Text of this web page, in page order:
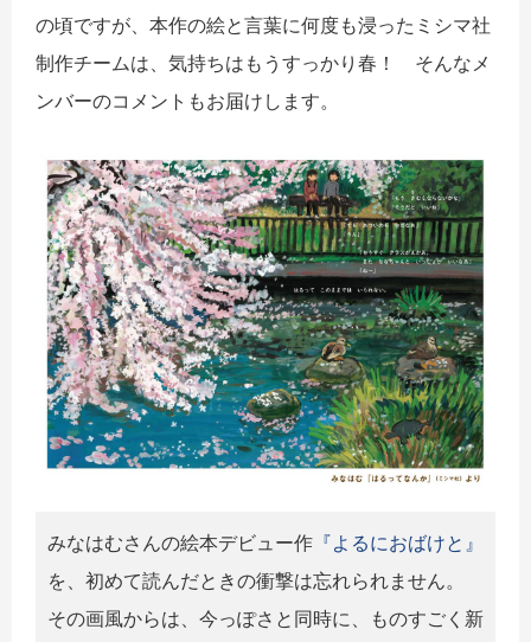
の頃ですが、本作の絵と言葉に何度も浸ったミシマ社
制作チームは、気持ちはもうすっかり春！ そんなメ
ンバーのコメントもお届けします。
みなはむさんの絵本デビュー作 『よるにおばけと』
を、初めて読んだときの衝撃は忘れられません。
その画風からは、今っぽさと同時に、ものすごく新